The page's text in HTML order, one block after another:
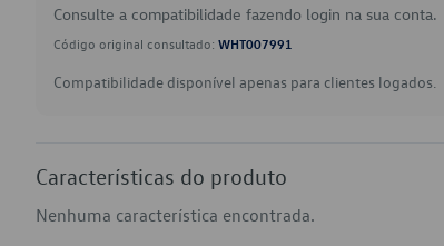
Consulte a compatibilidade fazendo login na sua conta.
Código original consultado: WHT007991
Compatibilidade disponível apenas para clientes logados.
Características do produto
Nenhuma característica encontrada.